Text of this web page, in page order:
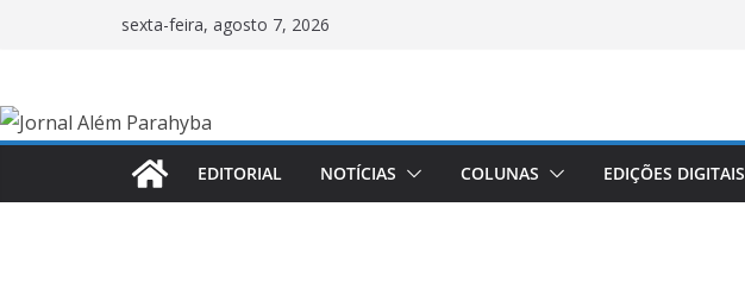
conteúdo
sexta-feira, agosto 7, 2026
EDITORIAL NOTÍCIAS COLUNAS EDIÇÕES DIGITAIS